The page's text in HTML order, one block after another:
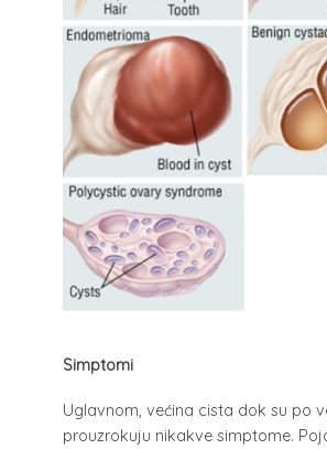
Simptomi
Uglavnom, većina cista dok su po
prouzrokuju nikakve simptome.